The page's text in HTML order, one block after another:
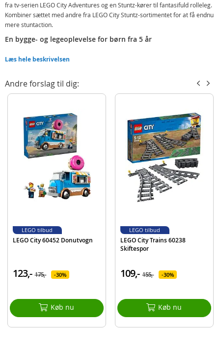
fra tv-serien LEGO City Adventures og en Stuntz-kører til fantasifuld rolleleg.
Kombiner sættet med andre fra LEGO City Stuntz-sortimentet for at få endnu
mere stuntaction.
En bygge- og legeoplevelse for børn fra 5 år
byggevejledning, så børn kan føle glæden ved at bygge deres eget LEGO
og legeoplevelse.
Inspiration til kreativ leg
detaljerede omgivelser og inspirerende figurer, der stimulerer til fantasifuld
og ubegrænset rolleleg.
Stuntaction for børn fra 5 år – Sæt scenen til actionfyldte stuntshows og
konkurrencer med LEGO® City legesættet Kniv-stuntudfordring (60340),
der indeholder en minifigur fra LEGO City tv-serien
Hvad er der i æsken? – Alt, hvad børn behøver for at bygge den flotte
Kniv-stuntudfordring, samt en svinghjulsdrevet stuntmotorcykel og 2
minifigurer, bl.a. karakteren Shirley Keeper fra tv-serien LEGO® City
Adventures
En gave til enhver anledning – Dette LEGO® City Stuntz-legesæt kan
gives som fødselsdagsgave, julegave eller som en overraskelse til alle
anledninger til børn fra 5 år, som elsker sejt stuntlegetøj
og 22 cm dyb
Byggesjov for stuntfans fra 5 år – Dette Stuntz-legetøj indeholder trykt
byggevejledning, der er nem at følge
Beregnet til kreativ leg – LEGO® City Stuntz-legetøj gør børn til
Læs hele beskrivelsen
Andre forslag til dig:
LEGO City 60452 Donutvogn
123,- 175,- 30%
Køb nu
LEGO tilbud
LEGO City Trains 60238
Skiftespor
109,- 155,- 30%
Køb nu
LEGO tilbud